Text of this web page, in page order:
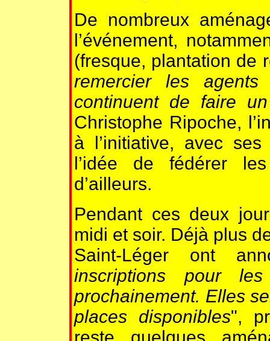
De nombreux
l’événement,
(fresque, plantation de
remercier les
continuent de faire
Christophe Ripoche,
à l’initiative, avec
l’idée de fédérer
d’ailleurs.
Pendant ces deux
midi et soir. Déjà plus
Saint-Léger ont
inscriptions pour
prochainement. Elles
places disponibles",